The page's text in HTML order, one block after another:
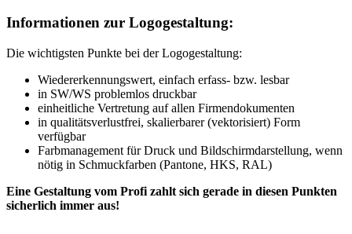
Informationen zur Logogestaltung:
Die wichtigsten Punkte bei der Logogestaltung:
Wiedererkennungswert, einfach erfass- bzw. lesbar
in SW/WS problemlos druckbar
einheitliche Vertretung auf allen Firmendokumenten
in qualitätsverlustfrei, skalierbarer (vektorisiert) Form
verfügbar
Farbmanagement für Druck und Bildschirmdarstellung, wenn
nötig in Schmuckfarben (Pantone, HKS, RAL)
Eine Gestaltung vom Profi zahlt sich gerade in diesen Punkten
sicherlich immer aus!